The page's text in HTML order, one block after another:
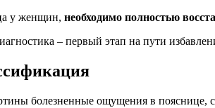
у женщин, необходимо полностью
– первый этап на пути
болезненные ощущения в